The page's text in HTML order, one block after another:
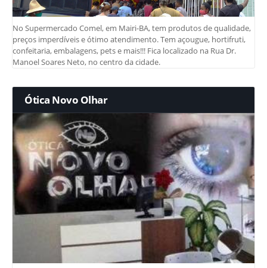
No Supermercado Comel, em Mairi-BA, tem produtos de qualidade,
preços imperdíveis e ótimo atendimento. Tem açougue, hortifruti,
confeitaria, embalagens, pets e mais!!! Fica localizado na Rua Dr.
Manoel Soares Neto, no centro da cidade.
Ótica Novo Olhar